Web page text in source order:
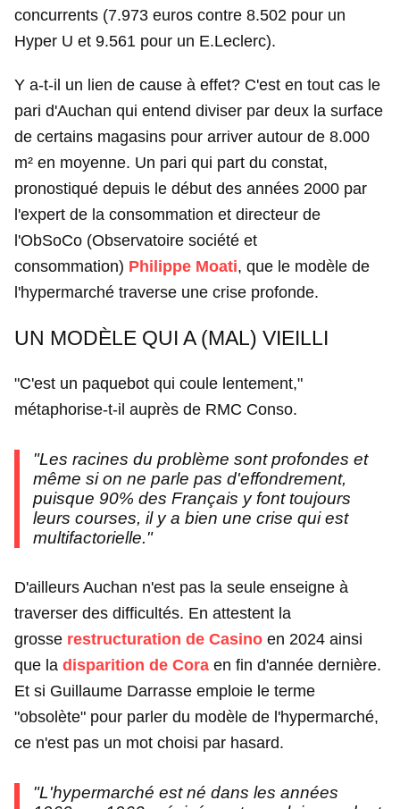
concurrents (7.973 euros contre 8.502 pour un
Hyper U et 9.561 pour un E.Leclerc).
Y a-t-il un lien de cause à effet? C'est en tout cas le
pari d'Auchan qui entend diviser par deux la surface
de certains magasins pour arriver autour de 8.000
m² en moyenne. Un pari qui part du constat,
pronostiqué depuis le début des années 2000 par
l'expert de la consommation et directeur de
l'ObSoCo (Observatoire société et
consommation) Philippe Moati, que le modèle de
l'hypermarché traverse une crise profonde.
UN MODÈLE QUI A (MAL) VIEILLI
"C'est un paquebot qui coule lentement,"
métaphorise-t-il auprès de RMC Conso.
"Les racines du problème sont profondes et
même si on ne parle pas d'effondrement,
puisque 90% des Français y font toujours
leurs courses, il y a bien une crise qui est
multifactorielle."
D'ailleurs Auchan n'est pas la seule enseigne à
traverser des difficultés. En attestent la
grosse restructuration de Casino en 2024 ainsi
que la disparition de Cora en fin d'année dernière.
Et si Guillaume Darrasse emploie le terme
"obsolète" pour parler du modèle de l'hypermarché,
ce n'est pas un mot choisi par hasard.
"L'hypermarché est né dans les années